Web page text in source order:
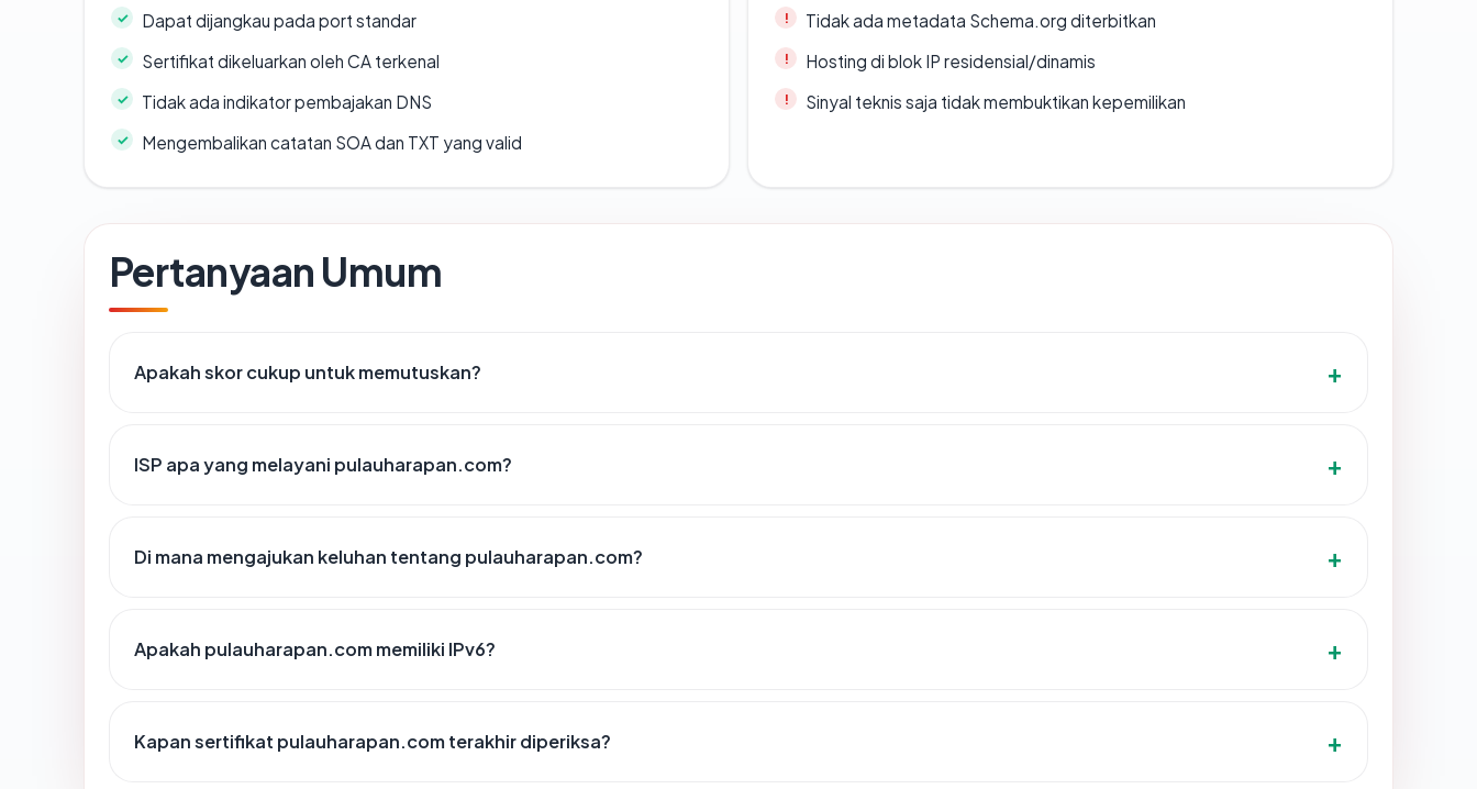
Dapat dijangkau pada port standar
Sertifikat dikeluarkan oleh CA terkenal
Tidak ada indikator pembajakan DNS
Mengembalikan catatan SOA dan TXT yang valid
Tidak ada metadata Schema.org diterbitkan
Hosting di blok IP residensial/dinamis
Sinyal teknis saja tidak membuktikan kepemilikan
Pertanyaan Umum
Apakah skor cukup untuk memutuskan?
ISP apa yang melayani pulauharapan.com?
Di mana mengajukan keluhan tentang pulauharapan.com?
Apakah pulauharapan.com memiliki IPv6?
Kapan sertifikat pulauharapan.com terakhir diperiksa?